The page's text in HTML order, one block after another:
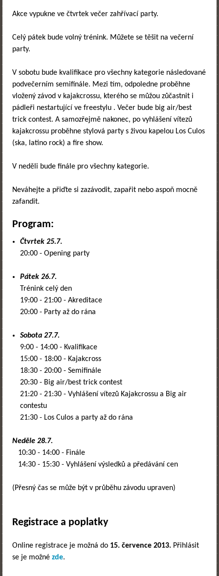
Akce vypukne ve čtvrtek večer zahřívací party.
Celý pátek bude volný trénink. Můžete se těšit na večerní
party.
V sobotu bude kvalifikace pro všechny kategorie následované
podvečerním semifinále. Mezi tím, odpoledne proběhne
vložený závod v kajakcrossu, kterého se můžou zůčastnit i
pádleři nestartující ve freestylu . Večer bude big air/best
trick contest. A samozřejmě nakonec, po vyhlášení vítezů
kajakcrossu proběhne stylová party s živou kapelou Los Culos
(ska, latino rock) a fire show.
V neděli bude finále pro všechny kategorie.
Neváhejte a přiďte si zazávodit, zapařit nebo aspoň mocně
zafandit.
Program:
Čtvrtek 25.7.
20:00 - Opening party
Pátek 26.7.
Trénink celý den
19:00 - 21:00 - Akreditace
20:00 - Party až do rána
Sobota 27.7.
9:00 - 14:00 - Kvalifikace
15:00 - 18:00 - Kajakcross
18:30 - 20:00 - Semifinále
20:30 - Big air/best trick contest
21:20 - 21:30 - Vyhlášení vítezů Kajakcrossu a Big air
contestu
21:30 - Los Culos a party až do rána
Neděle 28.7.
10:30 - 14:00 - Finále
14:30 - 15:30 - Vyhlášení výsledků a předávání cen
(Přesný čas se může být v průběhu závodu upraven)
Registrace a poplatky
Online registrace je možná do 15. července 2013. Přihlásit
se je možné zde.